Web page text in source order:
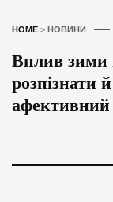
HOME > НОВИНИ
Вплив зими
розпізнати
афективний